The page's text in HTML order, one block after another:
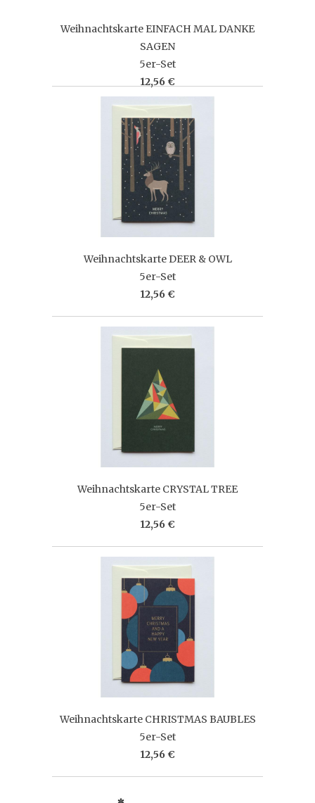
Weihnachtskarte EINFACH MAL DANKE
SAGEN
5er-Set
12,56 €
Weihnachtskarte DEER & OWL
5er-Set
12,56 €
Weihnachtskarte CRYSTAL TREE
5er-Set
12,56 €
Weihnachtskarte CHRISTMAS BAUBLES
5er-Set
12,56 €